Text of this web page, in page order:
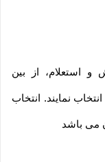
استعلام، از بین
نمایند. انتخاب
می باشد